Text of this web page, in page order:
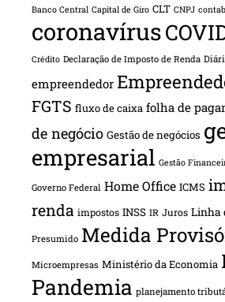
Banco Central Capital de Giro CLT CNPJ
coronavírus
Crédito Declaração de Imposto de Renda
empreendedor
FGTS fluxo de caixa folha de
de negócio Gestão de negócios
empresarial Gestão
Governo Federal Home Office ICMS
renda impostos INSS IR Juros Linha
Presumido Medida
Microempresas Ministério da Economia
Pandemia planejamento